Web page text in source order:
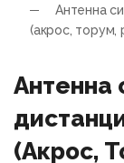
Антенна
(акрос, торум,
Антенна
(Акрос,